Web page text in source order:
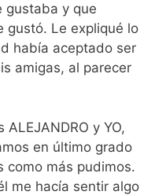
gustaba y que
gustó. Le expliqué lo
había aceptado ser
amigas, al parecer
y YO,
en último grado
como más pudimos.
me hacía sentir algo